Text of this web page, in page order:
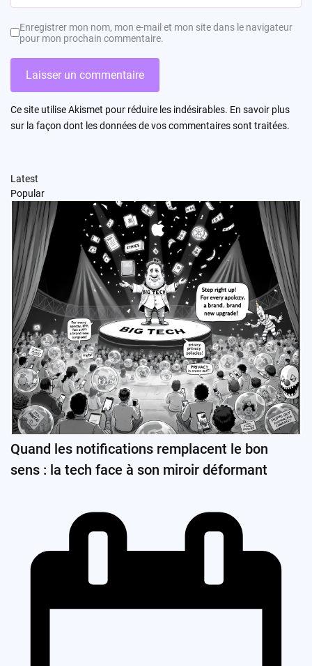
Enregistrer mon nom, mon e-mail et mon site dans le navigateur
pour mon prochain commentaire.
Ce site utilise Akismet pour réduire les indésirables. En savoir plus
sur la façon dont les données de vos commentaires sont traitées.
Latest
Popular
Quand les notifications remplacent le bon
sens : la tech face à son miroir déformant